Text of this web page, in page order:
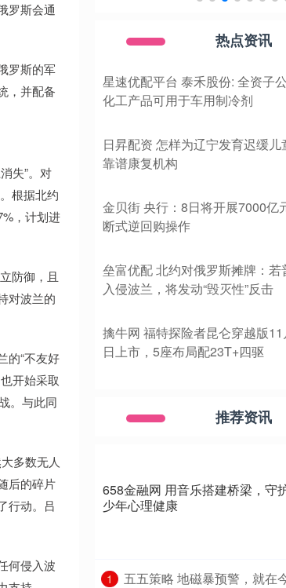
罗斯会通
罗斯的军
，并配备
失”。对
根据北约
，计划进
防御，且
对波兰的
的“不友好
开始采取
。与此同
多数无人
后的碎片
行动。吕
何侵入波
热点资讯
星速优配平台 泰禾股份: 全资子
化工产品可用于车用制冷剂
日昇配资 怎样为辽宁发育迟缓儿
靠谱康复机构
金贝街 央行：8日将开展7000亿
断式逆回购操作
垒富优配 北约对俄罗斯摊牌：若
入侵波兰，将发动“毁灭性”反击
擒牛网 福特探险者昆仑穿越版
日上市，5座布局配23T+四驱
推荐资讯
658金融网 用音乐搭建桥梁，守
少年心理健康
1
五五策略 地磁暴预警，就在